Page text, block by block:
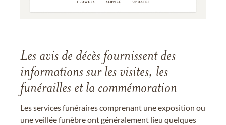
Les avis de décès fournissent des
informations sur les visites, les
funérailles et la commémoration
Les services funéraires comprenant une exposition ou
une veillée funèbre ont généralement lieu quelques